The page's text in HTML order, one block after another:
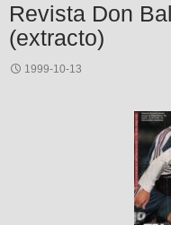
Revista Don
(extracto)
1999-10-13